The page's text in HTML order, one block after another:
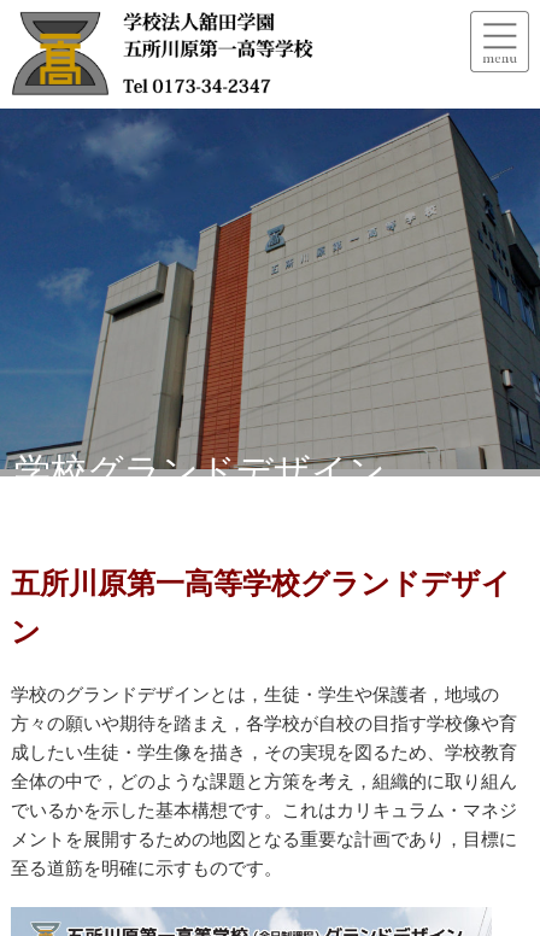
学校グランドデザイン
五所川原第一高等学校グランドデザイ
ン
学校のグランドデザインとは，生徒・学生や保護者，地域の
方々の願いや期待を踏まえ，各学校が自校の目指す学校像や育
成したい生徒・学生像を描き，その実現を図るため、学校教育
全体の中で，どのような課題と方策を考え，組織的に取り組ん
でいるかを示した基本構想です。これはカリキュラム・マネジ
メントを展開するための地図となる重要な計画であり，目標に
至る道筋を明確に示すものです。